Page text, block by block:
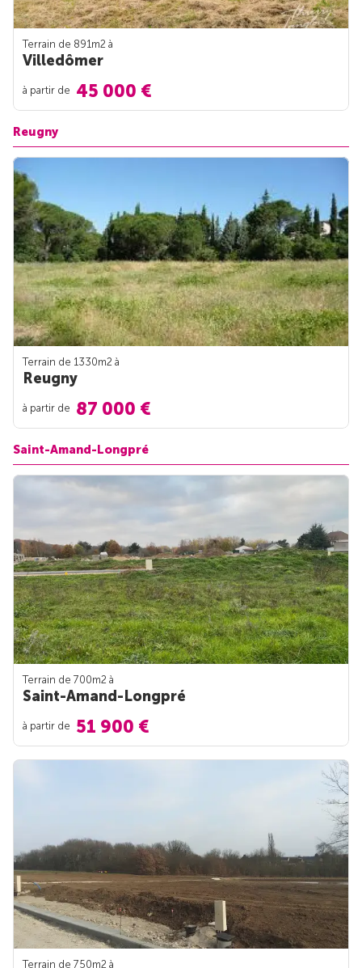
Terrain de 891m2 à
Villedômer
à partir de 45 000 €
Reugny
Terrain de 1330m2 à
Reugny
à partir de 87 000 €
Saint-Amand-Longpré
Terrain de 700m2 à
Saint-Amand-Longpré
à partir de 51 900 €
Terrain de 750m2 à